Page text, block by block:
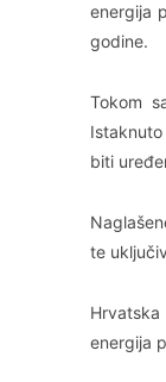
energija
godine.
Tokom
biti
te
energija